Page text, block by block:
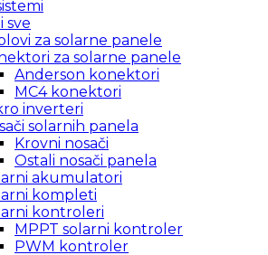
sve
za solarne panele
za solarne panele
Anderson konektori
MC4 konektori
inverteri
solarnih panela
Krovni nosači
Ostali nosači panela
akumulatori
kompleti
kontroleri
MPPT solarni kontroler
PWM kontroler